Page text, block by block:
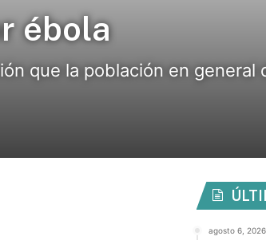
ébola
que la población en general
agosto 6, 2026